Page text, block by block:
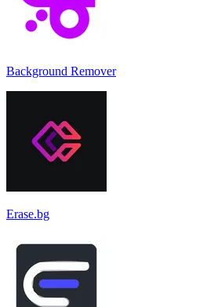
Background Remover
Erase.bg